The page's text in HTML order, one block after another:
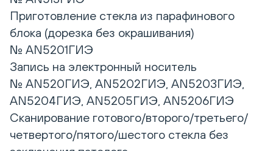
Приготовление стекла из парафинового
блока (дорезка без окрашивания)
№ AN5201ГИЭ
Запись на электронный носитель
№ AN520ГИЭ, AN5202ГИЭ, AN5203ГИЭ,
AN5204ГИЭ, AN5205ГИЭ, AN5206ГИЭ
Сканирование готового/второго/третьего/
четвертого/пятого/шестого стекла без